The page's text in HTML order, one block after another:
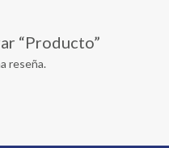
“Producto”
reseña.